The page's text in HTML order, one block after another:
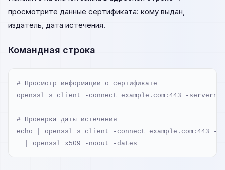
просмотрите данные сертификата: кому выдан,
издатель, дата истечения.
Командная строка
# Просмотр информации о сертификате
openssl s_client -connect example.com:443 -
# Проверка даты истечения
echo | openssl s_client -connect example.com:443 -
  | openssl x509 -noout -dates